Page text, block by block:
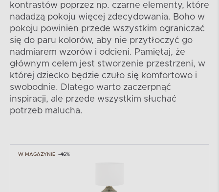
kontrastów poprzez np. czarne elementy, które
nadadzą pokoju więcej zdecydowania. Boho w
pokoju powinien przede wszystkim ograniczać
się do paru kolorów, aby nie przytłoczyć go
nadmiarem wzorów i odcieni. Pamiętaj, że
głównym celem jest stworzenie przestrzeni, w
której dziecko będzie czuło się komfortowo i
swobodnie. Dlatego warto zaczerpnąć
inspiracji, ale przede wszystkim słuchać
potrzeb malucha.
W MAGAZYNIE -46%